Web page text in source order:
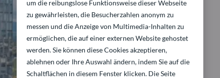
um die reibungslose Funktionsweise dieser Webseite
zu gewährleisten, die Besucherzahlen anonym zu
messen und die Anzeige von Multimedia-Inhalten zu
ermöglichen, die auf einer externen Website gehostet
werden. Sie können diese Cookies akzeptieren,
ablehnen oder Ihre Auswahl ändern, indem Sie auf die
Schaltflächen in diesem Fenster klicken. Die Seite